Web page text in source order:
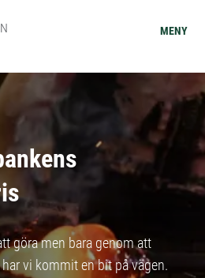
MENY
göra men bara genom att
vi kommit en bit på vägen.